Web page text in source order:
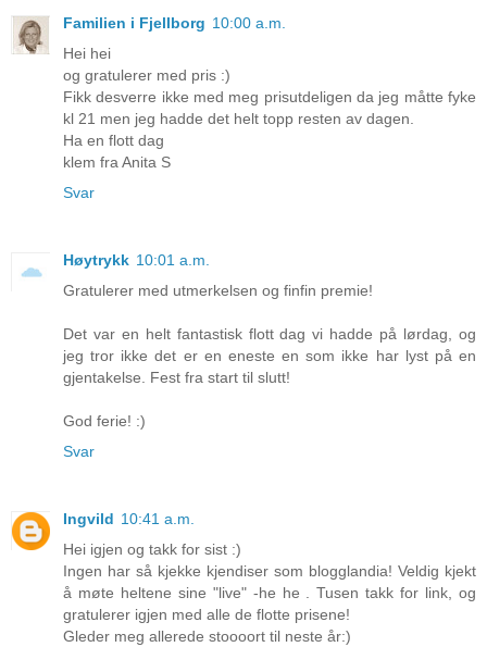
Familien i Fjellborg 10:00 a.m.
Hei hei
og gratulerer med pris :)
Fikk desverre ikke med meg prisutdeligen da jeg måtte fyke
kl 21 men jeg hadde det helt topp resten av dagen.
Ha en flott dag
klem fra Anita S
Svar
Høytrykk 10:01 a.m.
Gratulerer med utmerkelsen og finfin premie!
Det var en helt fantastisk flott dag vi hadde på lørdag, og
jeg tror ikke det er en eneste en som ikke har lyst på en
gjentakelse. Fest fra start til slutt!
God ferie! :)
Svar
Ingvild 10:41 a.m.
Hei igjen og takk for sist :)
Ingen har så kjekke kjendiser som blogglandia! Veldig kjekt
å møte heltene sine "live" -he he . Tusen takk for link, og
gratulerer igjen med alle de flotte prisene!
Gleder meg allerede stoooort til neste år:)